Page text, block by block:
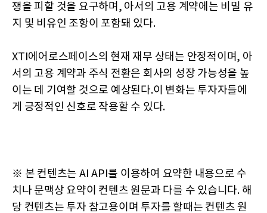
쟁을 피할 것을 요구하며, 아서의 고용 계약에는 비밀 유
지 및 비유인 조항이 포함돼 있다.
XTI에어로스페이스의 현재 재무 상태는 안정적이며, 아
서의 고용 계약과 주식 전환은 회사의 성장 가능성을 높
이는 데 기여할 것으로 예상된다.이 변화는 투자자들에
게 긍정적인 신호로 작용할 수 있다.
※ 본 컨텐츠는 AI API를 이용하여 요약한 내용으로 수
치나 문맥상 요약이 컨텐츠 원문과 다를 수 있습니다. 해
당 컨텐츠는 투자 참고용이며 투자를 할때는 컨텐츠 원